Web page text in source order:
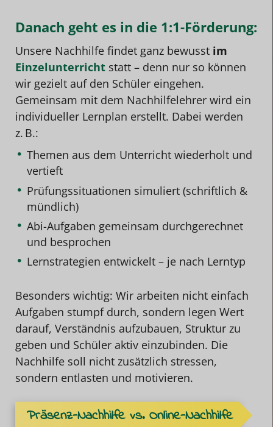
Danach geht es in die 1:1-Förderung:
Unsere Nachhilfe findet ganz bewusst im
Einzelunterricht statt – denn nur so können
wir gezielt auf den Schüler eingehen.
Gemeinsam mit dem Nachhilfelehrer wird ein
individueller Lernplan erstellt. Dabei werden
z. B.:
Themen aus dem Unterricht wiederholt und
vertieft
Prüfungssituationen simuliert (schriftlich &
mündlich)
Abi-Aufgaben gemeinsam durchgerechnet
und besprochen
Lernstrategien entwickelt – je nach Lerntyp
Besonders wichtig: Wir arbeiten nicht einfach
Aufgaben stumpf durch, sondern legen Wert
darauf, Verständnis aufzubauen, Struktur zu
geben und Schüler aktiv einzubinden. Die
Nachhilfe soll nicht zusätzlich stressen,
sondern entlasten und motivieren.
Präsenz-Nachhilfe vs. Online-Nachhilfe